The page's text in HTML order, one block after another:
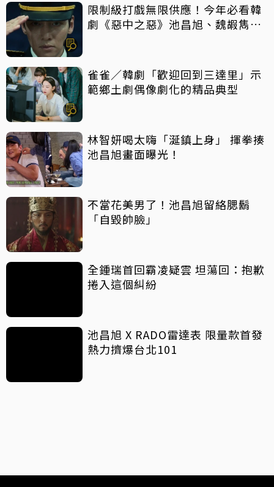
限制級打戲無限供應！今年必看韓
劇《惡中之惡》池昌旭、魏嘏雋打
雀雀／韓劇「歡迎回到三達里」示
範鄉土劇偶像劇化的精品典型
林智妍喝太嗨「涎鎮上身」 揮拳揍
池昌旭畫面曝光！
不當花美男了！池昌旭留絡腮鬍
「自毀帥臉」
全鍾瑞首回霸凌疑雲 坦蕩回：抱歉
捲入這個糾紛
池昌旭 X RADO雷達表 限量款首發
熱力擠爆台北101